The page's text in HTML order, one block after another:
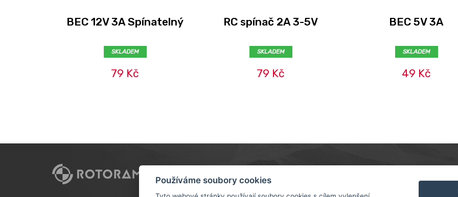
BEC 12V 3A Spínatelný
SKLADEM
79 Kč
RC spínač 2A 3-5V
SKLADEM
79 Kč
BEC 5V 3A
SKLADEM
49 Kč
Používáme soubory cookies